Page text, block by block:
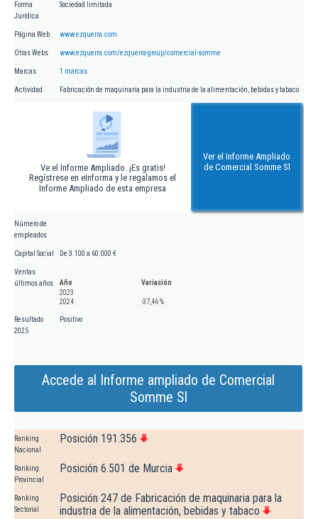
Forma
Jurídica
Sociedad limitada
Página Web www.ezquerra.com
Otras Webs www.ezquerra.com/ezquerra-group/comercial-somme
Marcas 1 marcas
Actividad Fabricación de maquinaria para la industria de la alimentación, bebidas y tabaco
Ve el Informe Ampliado. ¡Es gratis!
Regístrese en eInforma y le regalamos el
Informe Ampliado de esta empresa
Ver el Informe Ampliado
de Comercial Somme Sl
Número de
empleados
Capital Social De 3.100 a 60.000 €
Ventas
últimos años
Año
Variación
2023
2024
-37,46 %
Resultado
2025
Positivo
Accede al Informe ampliado de Comercial
Somme Sl
Ranking
Nacional
Posición 191.356
Ranking
Provincial
Posición 6.501 de Murcia
Ranking
Sectorial
Posición 247 de Fabricación de maquinaria para la
industria de la alimentación, bebidas y tabaco